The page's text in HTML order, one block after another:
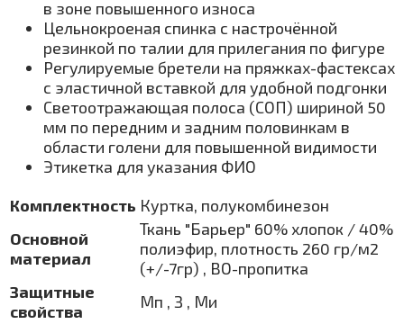
в зоне повышенного износа
Цельнокроеная спинка с настрочённой
резинкой по талии для прилегания по фигуре
Регулируемые бретели на пряжках-фастексах
с эластичной вставкой для удобной подгонки
Светоотражающая полоса (СОП) шириной 50
мм по передним и задним половинкам в
области голени для повышенной видимости
Этикетка для указания ФИО
Комплектность Куртка, полукомбинезон
Основной
материал
Ткань "Барьер" 60% хлопок / 40%
полиэфир, плотность 260 гр/м2
(+/-7гр) , ВО-пропитка
Защитные
свойства
Мп , З , Ми